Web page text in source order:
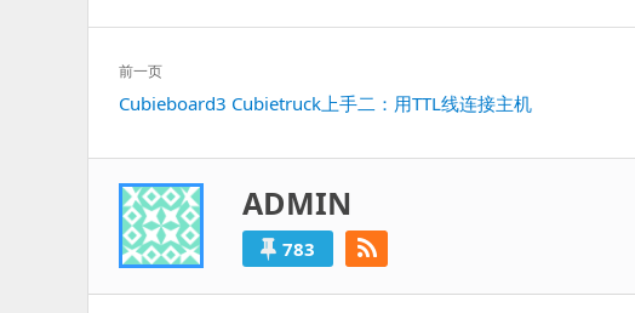
文
章
导
航
前一页
上
篇：
Cubieboard3 Cubietruck上手二：用TTL线连接主机
篇：
ADMIN
783